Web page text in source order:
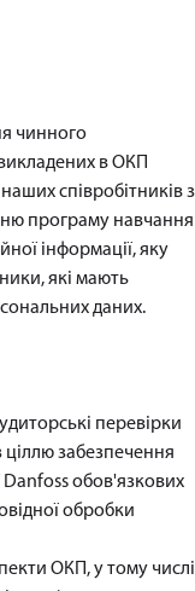
чинного
в ОКП
співробітників з
програму навчання
інформації, яку
які мають
даних.
перевірки
забезпечення
Danfoss обов'язкових
обробки
ОКП, у тому числі